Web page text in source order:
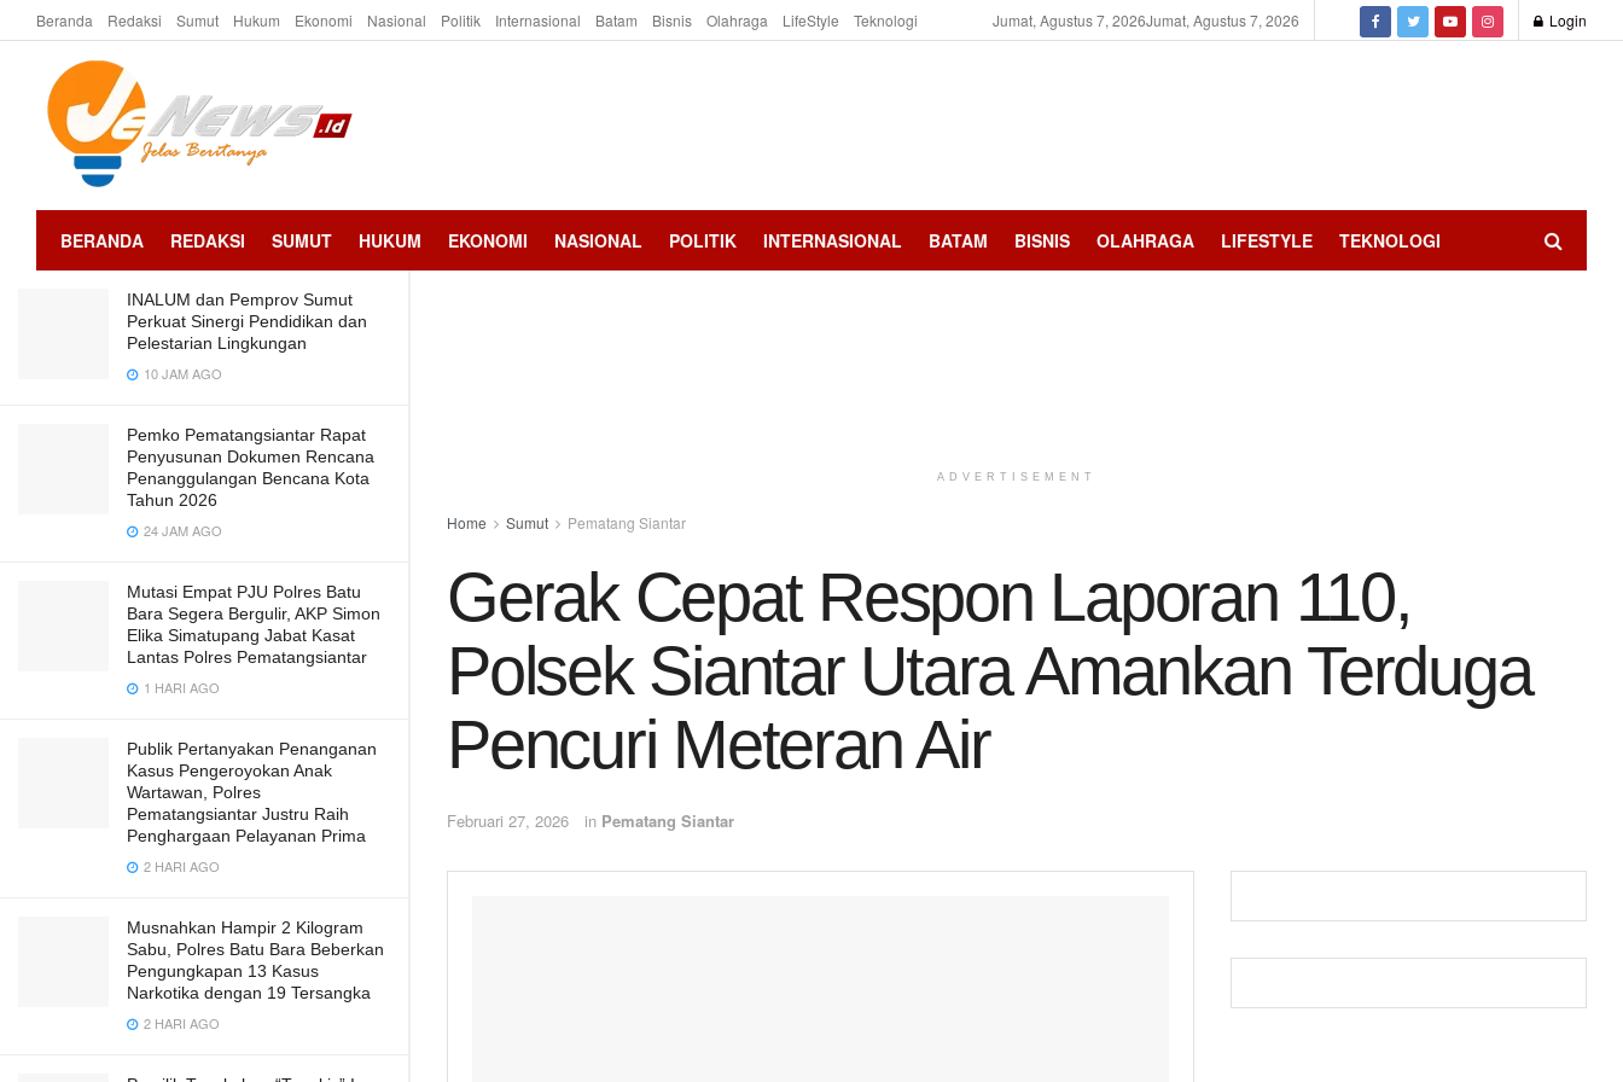
LATEST TRENDING
Gerak Cepat Respon Laporan 110,
Polsek Siantar Utara Amankan
Terduga Pencuri Meteran Air
INALUM dan Pemprov Sumut
Perkuat Sinergi Pendidikan dan
Pelestarian Lingkungan
10 JAM AGO
Pemko Pematangsiantar Rapat
Penyusunan Dokumen Rencana
Penanggulangan Bencana Kota
Tahun 2026
24 JAM AGO
Mutasi Empat PJU Polres Batu
Bara Segera Bergulir, AKP Simon
Elika Simatupang Jabat Kasat
Lantas Polres Pematangsiantar
1 HARI AGO
Publik Pertanyakan Penanganan
Kasus Pengeroyokan Anak
Wartawan, Polres
Pematangsiantar Justru Raih
Penghargaan Pelayanan Prima
2 HARI AGO
Musnahkan Hampir 2 Kilogram
Sabu, Polres Batu Bara Beberkan
Pengungkapan 13 Kasus
Narkotika dengan 19 Tersangka
2 HARI AGO
Beranda Redaksi Sumut Hukum Ekonomi Nasional Politik Internasional Batam Bisnis Olahraga LifeStyle Teknologi Jumat, Agustus 7, 2026Jumat, Agustus 7, 2026 Login
BERANDA REDAKSI SUMUT HUKUM EKONOMI NASIONAL POLITIK INTERNASIONAL BATAM BISNIS OLAHRAGA LIFESTYLE TEKNOLOGI
ADVERTISEMENT
Home Sumut Pematang Siantar
Gerak Cepat Respon Laporan 110,
Polsek Siantar Utara Amankan Terduga
Pencuri Meteran Air
Februari 27, 2026 in Pematang Siantar